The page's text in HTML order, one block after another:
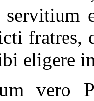
servitium
fratres,
eligere
vero